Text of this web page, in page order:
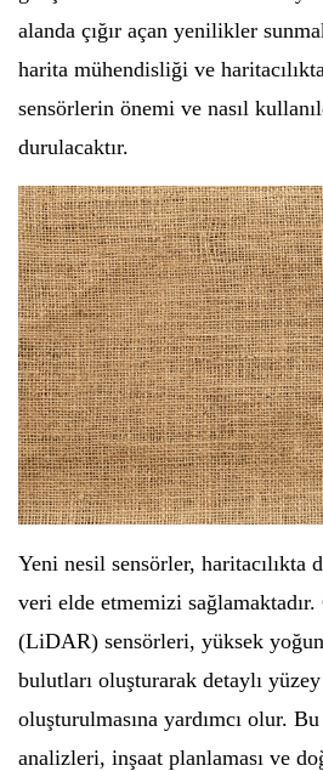
alanda çığır açan yenilikler
harita mühendisliği ve
sensörlerin önemi ve nasıl
durulacaktır.
Yeni nesil sensörler, haritacılıkta
veri elde etmemizi
(LiDAR) sensörleri, yüksek
bulutları oluşturarak detaylı
oluşturulmasına yardımcı olur.
analizleri, inşaat planlaması ve